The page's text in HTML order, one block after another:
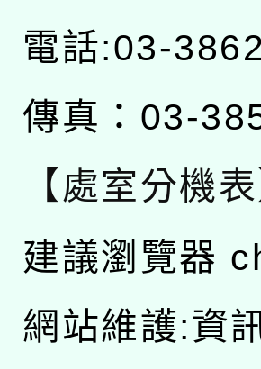
電話:03-
傳真：03-
【處室分機表
建議瀏覽器
網站維護:資